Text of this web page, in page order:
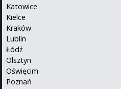
Katowice
Kielce
Kraków
Lublin
Łódź
Olsztyn
Oświęcim
Poznań